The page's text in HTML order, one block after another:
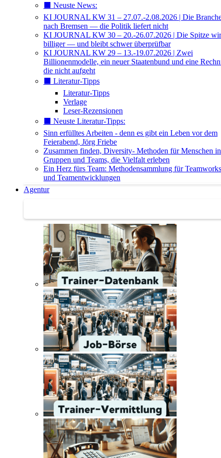
⬛️ Neuste News:
KI JOURNAL KW 31 – 27.07.-2.08.2026 | Die
nach Bremsen — die Politik liefert nicht
KI JOURNAL KW 30 – 20.-26.07.2026 | Die Spitze
billiger — und bleibt schwer überprüfbar
KI JOURNAL KW 29 – 13.-19.07.2026 | Zwei
Billionenmodelle, ein neuer Staatenbund und eine
die nicht aufgeht
⬛️ Literatur-Tipps
Literatur-Tipps
Verlage
Leser-Rezensionen
⬛️ Neuste Literatur-Tipps:
Sinn erfülltes Arbeiten - denn es gibt ein Leben vor dem
Feierabend, Jörg Friebe
Zusammen finden, Diversity- Methoden für Menschen in
Gruppen und Teams, die Vielfalt erleben
Ein Herz fürs Team: Methodensammlung für
und Teamentwicklungen
Agentur